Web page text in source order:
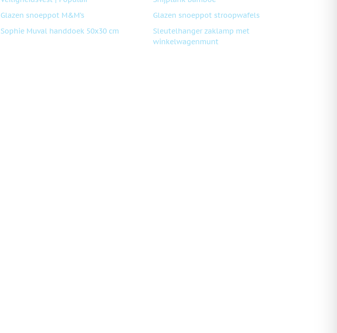
Glazen snoeppot M&M’s
Glazen snoeppot stroopwafels
Sophie Muval handdoek 50x30 cm
Sleutelhanger zaklamp met
winkelwagenmunt